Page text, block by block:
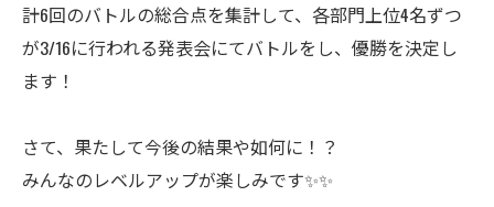
計6回のバトルの総合点を集計して、各部門上位4名ずつ
が3/16に行われる発表会にてバトルをし、優勝を決定し
ます！
さて、果たして今後の結果や如何に！？
みんなのレベルアップが楽しみです✨✨